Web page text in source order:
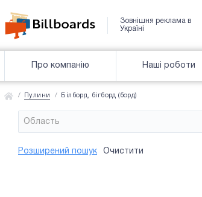
Зовнішня реклама в
Україні
Про компанію Наші роботи
Пулини Білборд, бігборд (борд)
Область
Район
Сторона
Усi Усi
Розширений пошук Очистити